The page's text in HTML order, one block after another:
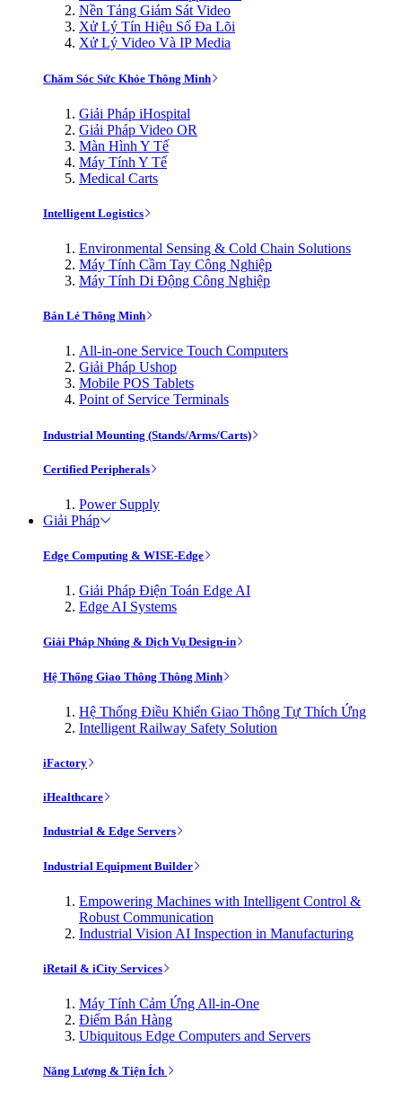
Nền Tảng Giám Sát Video
Xử Lý Tín Hiệu Số Đa Lõi
Xử Lý Video Và IP Media
Chăm Sóc Sức Khỏe Thông Minh
Giải Pháp iHospital
Giải Pháp Video OR
Màn Hình Y Tế
Máy Tính Y Tế
Medical Carts
Intelligent Logistics
Environmental Sensing & Cold Chain Solutions
Máy Tính Cầm Tay Công Nghiệp
Máy Tính Di Động Công Nghiệp
Bán Lẻ Thông Minh
All-in-one Service Touch Computers
Giải Pháp Ushop
Mobile POS Tablets
Point of Service Terminals
Industrial Mounting (Stands/Arms/Carts)
Certified Peripherals
Power Supply
Giải Pháp
Edge Computing & WISE-Edge
Giải Pháp Điện Toán Edge AI
Edge AI Systems
Giải Pháp Nhúng & Dịch Vụ Design-in
Hệ Thống Giao Thông Thông Minh
Hệ Thống Điều Khiển Giao Thông Tự Thích Ứng
Intelligent Railway Safety Solution
iFactory
iHealthcare
Industrial & Edge Servers
Industrial Equipment Builder
Empowering Machines with Intelligent Control &
Robust Communication
Industrial Vision AI Inspection in Manufacturing
iRetail & iCity Services
Máy Tính Cảm Ứng All-in-One
Điểm Bán Hàng
Ubiquitous Edge Computers and Servers
Năng Lượng & Tiện Ích